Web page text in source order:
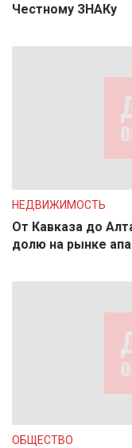
Честному ЗНАКу
НЕДВИЖИМОСТЬ
От Кавказа до
долю на рынке
ОБЩЕСТВО